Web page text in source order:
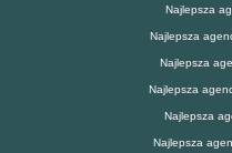
Najlepsza
Najlepsza
Najlepsza
Najlepsza
Najlepsza
Najlepsza